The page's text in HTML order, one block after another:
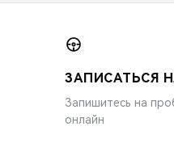
ЗАПИСАТЬСЯ
Запишитесь на
онлайн